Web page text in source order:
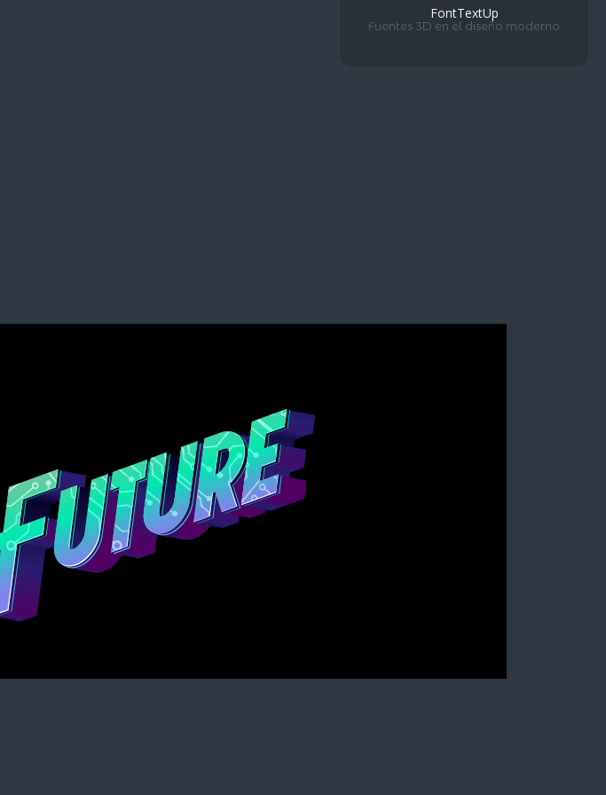
FontTextUp
Fuentes 3D en el diseño moderno